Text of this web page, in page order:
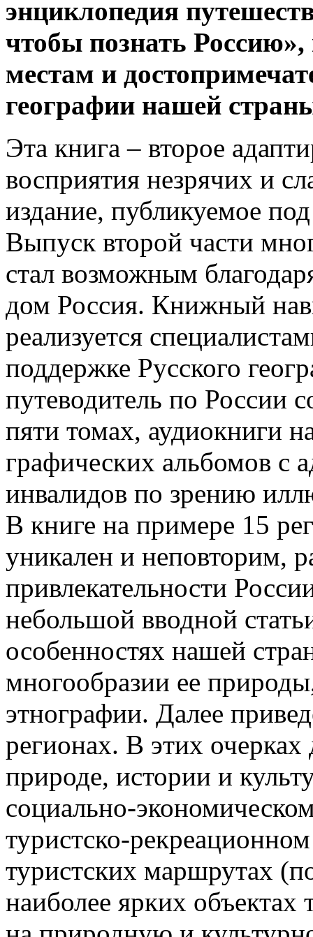
энциклопедия
чтобы познать
местам и
географии нашей
Эта книга – второе
восприятия незрячих и
издание, публикуемое
Выпуск второй части
стал возможным
дом Россия. Книжный
реализуется
поддержке Русского
путеводитель по России
пяти томах, аудиокниги
графических альбомов с
инвалидов по зрению
В книге на примере 15
уникален и неповторим,
привлекательности
небольшой вводной
особенностях нашей
многообразии ее
этнографии. Далее
регионах. В этих очерках
природе, истории и
социально-
туристско-
туристских маршрутах
наиболее ярких объектах